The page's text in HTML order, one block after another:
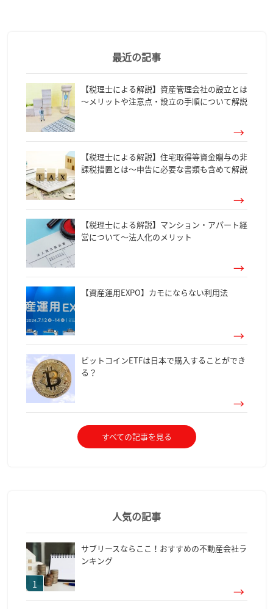
最近の記事
【税理士による解説】資産管理会社の設立とは
～メリットや注意点・設立の手順について解説
【税理士による解説】住宅取得等資金贈与の非
課税措置とは～申告に必要な書類も含めて解説
【税理士による解説】マンション・アパート経
営について～法人化のメリット
【資産運用EXPO】カモにならない利用法
ビットコインETFは日本で購入することができ
る？
すべての記事を見る
人気の記事
サブリースならここ！おすすめの不動産会社ラ
ンキング